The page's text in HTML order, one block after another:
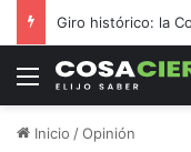
Menú
Inicio /Opinión